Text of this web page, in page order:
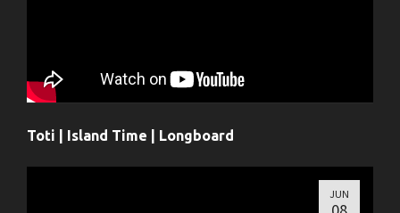
Toti | Island Time | Longboard
JUN